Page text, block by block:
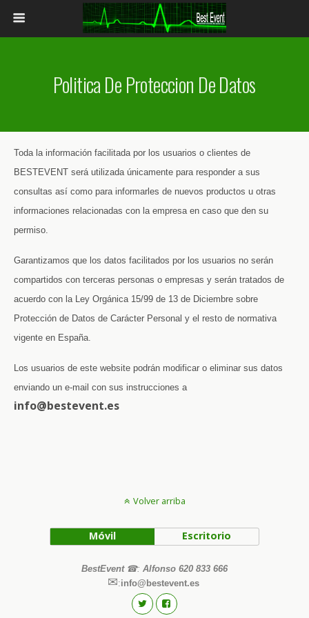
Politica De Proteccion De Datos
Toda la información facilitada por los usuarios o clientes de
BESTEVENT será utilizada únicamente para responder a sus
consultas así como para informarles de nuevos productos u otras
informaciones relacionadas con la empresa en caso que den su
permiso.
Garantizamos que los datos facilitados por los usuarios no serán
compartidos con terceras personas o empresas y serán tratados de
acuerdo con la Ley Orgánica 15/99 de 13 de Diciembre sobre
Protección de Datos de Carácter Personal y el resto de normativa
vigente en España.
Los usuarios de este website podrán modificar o eliminar sus datos
enviando un e-mail con sus instrucciones a
se.tnevetseb@ofni
Volver arriba
Móvil Escritorio
BestEvent ☎: Alfonso 620 833 666
✉:info@bestevent.es